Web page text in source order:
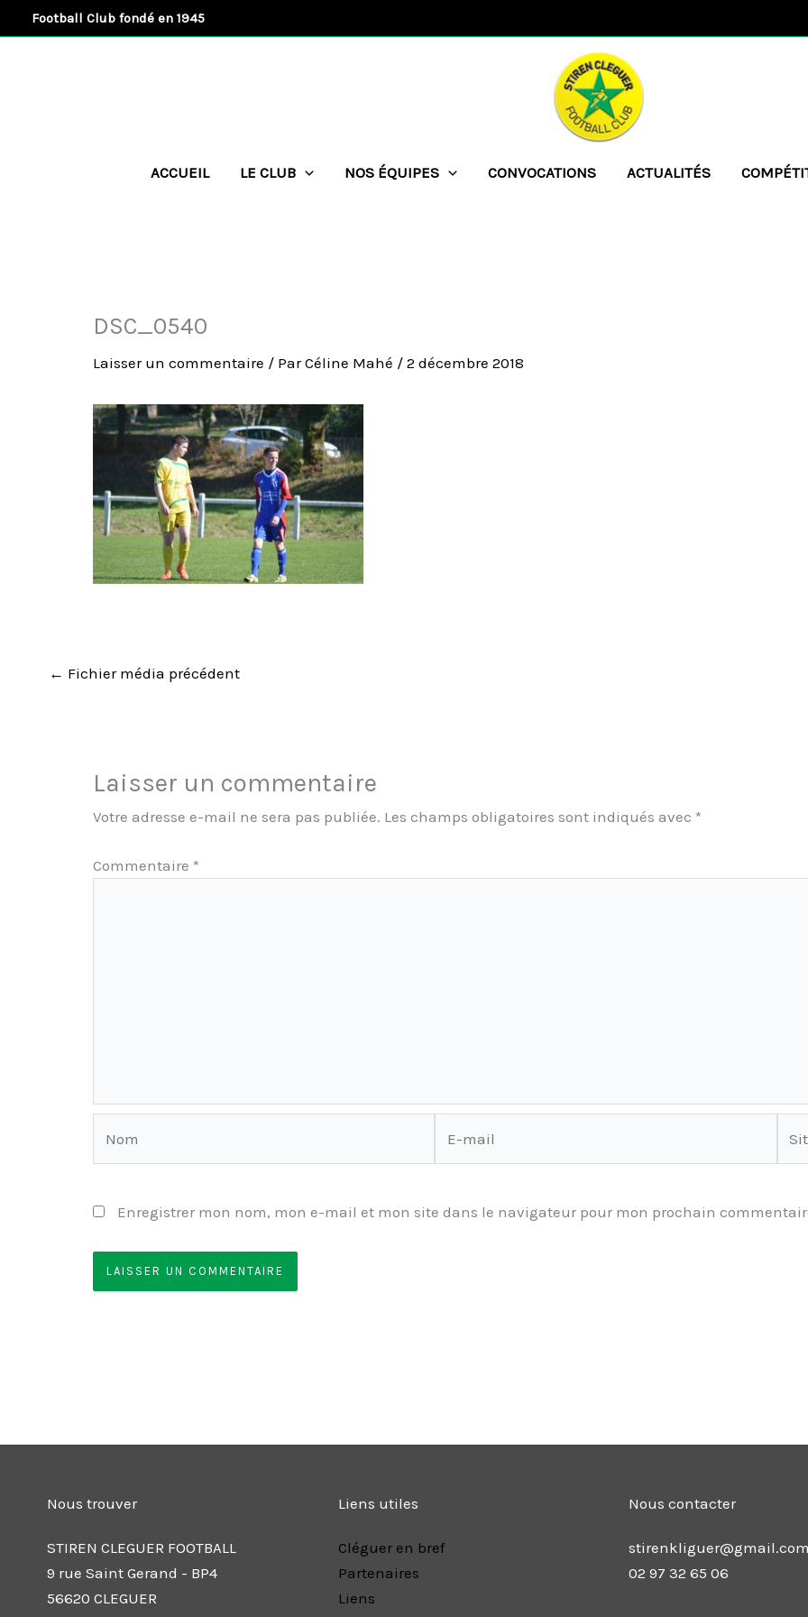
au
Football Club fondé en 1945
ACCUEIL LE CLUB NOS ÉQUIPES CONVOCATIONS ACTUALITÉS
DSC_0540
Laisser un commentaire / ParCéline Mahé / 2 décembre 2018
← Fichier média précédent
Laisser un commentaire
Votre adresse e-mail ne sera pas publiée. Les champs obligatoires sont indiqués avec *
Commentaire *
Enregistrer mon nom, mon e-mail et mon site dans le navigateur pour mon prochain
Nous trouver
STIREN CLEGUER FOOTBALL
9 rue Saint Gerand - BP4
56620 CLEGUER
Liens utiles
Cléguer en bref
Partenaires
Liens
Nous contacter
02 97 32 65 06